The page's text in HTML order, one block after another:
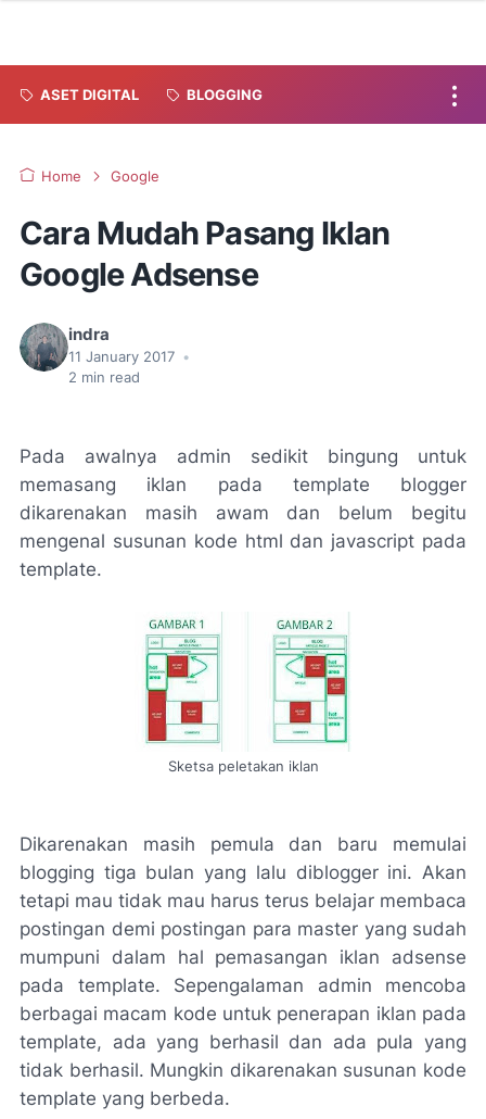
ASET DIGITAL BLOGGING
Home Google
Cara Mudah Pasang Iklan
Google Adsense
indra
11 January 2017 •
2 min read
Pada awalnya admin sedikit bingung untuk
memasang iklan pada template blogger
dikarenakan masih awam dan belum begitu
mengenal susunan kode html dan javascript pada
template.
Sketsa peletakan iklan
Dikarenakan masih pemula dan baru memulai
blogging tiga bulan yang lalu diblogger ini. Akan
tetapi mau tidak mau harus terus belajar membaca
postingan demi postingan para master yang sudah
mumpuni dalam hal pemasangan iklan adsense
pada template. Sepengalaman admin mencoba
berbagai macam kode untuk penerapan iklan pada
template, ada yang berhasil dan ada pula yang
tidak berhasil. Mungkin dikarenakan susunan kode
template yang berbeda.